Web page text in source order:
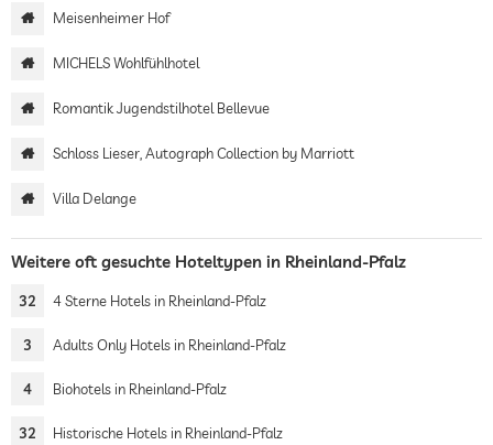
Meisenheimer Hof
MICHELS Wohlfühlhotel
Romantik Jugendstilhotel Bellevue
Schloss Lieser, Autograph Collection by Marriott
Villa Delange
Weitere oft gesuchte Hoteltypen in Rheinland-Pfalz
32 4 Sterne Hotels in Rheinland-Pfalz
3 Adults Only Hotels in Rheinland-Pfalz
4 Biohotels in Rheinland-Pfalz
32 Historische Hotels in Rheinland-Pfalz